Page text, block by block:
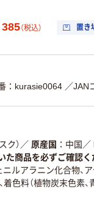
385（税込） 置き
：kurasie0064 ／JAN
ク） ／ 原産国 中国 ／
商品を必ずご確認く
ニルアラニン化合物、
着色料（植物炭末色素、